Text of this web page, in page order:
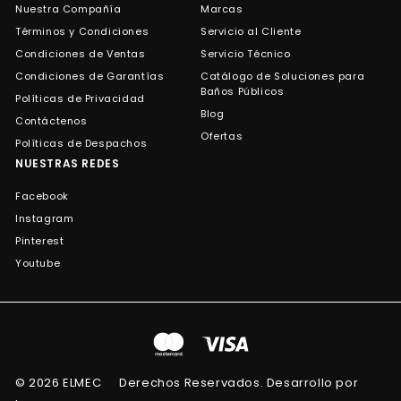
Nuestra Compañía
Términos y Condiciones
Condiciones de Ventas
Condiciones de Garantías
Políticas de Privacidad
Contáctenos
Políticas de Despachos
Marcas
Servicio al Cliente
Servicio Técnico
Catálogo de Soluciones para
Baños Públicos
Blog
Ofertas
NUESTRAS REDES
Facebook
Instagram
Pinterest
Youtube
© 2026 ELMEC
Derechos Reservados. Desarrollo por